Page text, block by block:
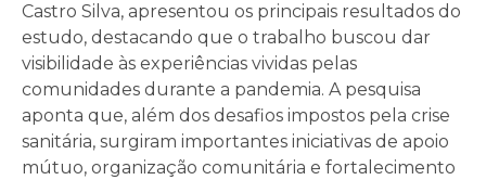
Castro Silva, apresentou os principais resultados do
estudo, destacando que o trabalho buscou dar
visibilidade às experiências vividas pelas
comunidades durante a pandemia. A pesquisa
aponta que, além dos desafios impostos pela crise
sanitária, surgiram importantes iniciativas de apoio
mútuo, organização comunitária e fortalecimento